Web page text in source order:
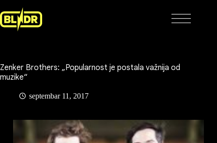
to
content
Zenker Brothers: „Popularnost je postala važnija od
muzike“
septembar 11, 2017